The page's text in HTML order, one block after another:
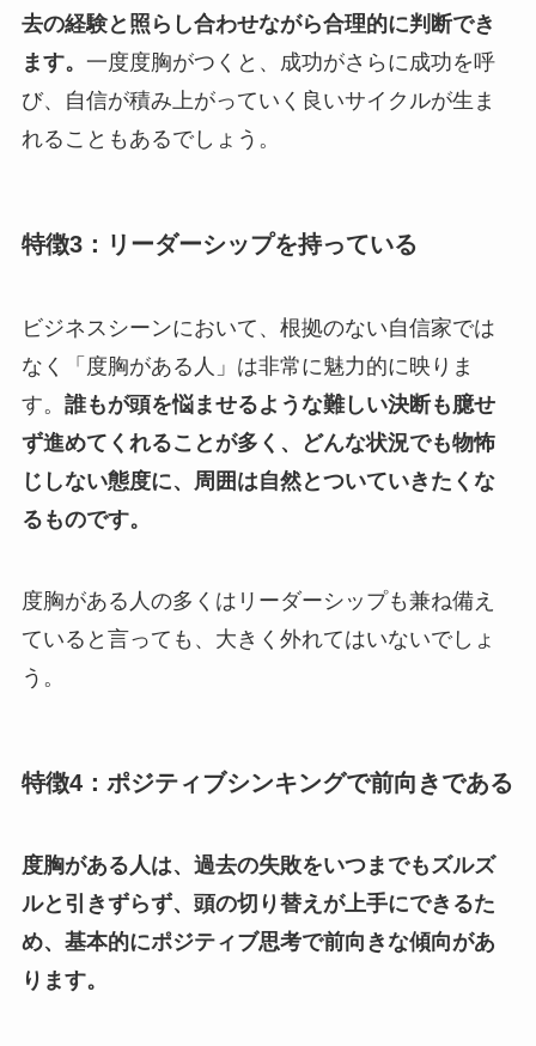
去の経験と照らし合わせながら合理的に判断でき
ます。 一度度胸がつくと、成功がさらに成功を呼
び、自信が積み上がっていく良いサイクルが生ま
れることもあるでしょう。
特徴3：リーダーシップを持っている
ビジネスシーンにおいて、根拠のない自信家では
なく「度胸がある人」は非常に魅力的に映りま
す。 誰もが頭を悩ませるような難しい決断も臆せ
ず進めてくれることが多く、どんな状況でも物怖
じしない態度に、周囲は自然とついていきたくな
るものです。
度胸がある人の多くはリーダーシップも兼ね備え
ていると言っても、大きく外れてはいないでしょ
う。
特徴4：ポジティブシンキングで前向きである
度胸がある人は、過去の失敗をいつまでもズルズ
ルと引きずらず、頭の切り替えが上手にできるた
め、基本的にポジティブ思考で前向きな傾向があ
ります。